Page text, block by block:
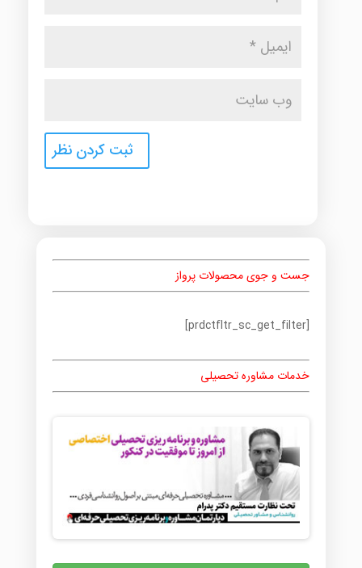
جست و جوی محصولات پرواز
[prdctfltr_sc_get_filter]
خدمات مشاوره تحصیلی